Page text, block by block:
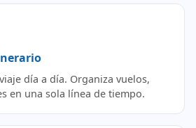
día a día. Organiza vuelos,
en una sola línea de tiempo.